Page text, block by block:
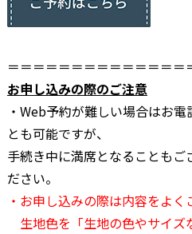
＝＝＝＝＝＝＝＝＝＝＝＝＝＝
お申し込みの際のご注意
・Web予約が難しい場合はお
とも可能ですが、
手続き中に満席となることもご
ださい。
・お申し込みの際は内容をよく
生地色を「生地の色やサイズ